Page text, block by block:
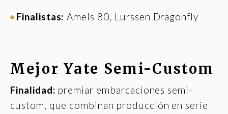
Finalistas: Amels 80, Lurssen Dragonfly
Mejor Yate Semi-Custom
Finalidad: premiar embarcaciones semi-
custom, que combinan producción en serie